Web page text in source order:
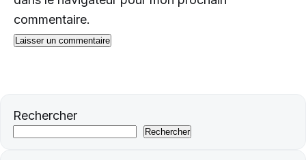
commentaire.
Rechercher
Rechercher